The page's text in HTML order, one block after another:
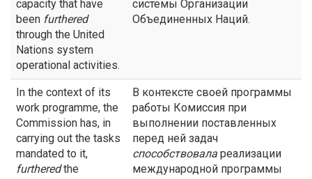
capacity that have
been furthered
through the United
Nations system
operational activities.
системы Организации
Объединенных Наций.
In the context of its
work programme, the
Commission has, in
carrying out the tasks
mandated to it,
furtheredthe
В контексте своей программы
работы Комиссия при
выполнении поставленных
перед ней задач
способствовала реализации
международной программы